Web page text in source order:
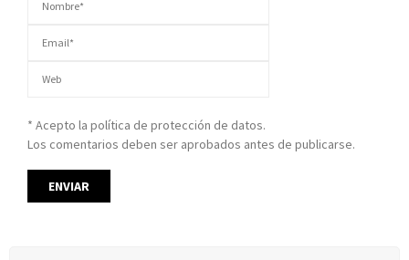
* Acepto la política de protección de datos.
Los comentarios deben ser aprobados antes de publicarse.